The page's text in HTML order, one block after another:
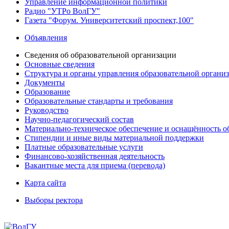
Управление информационной политики
Радио "УТРо ВолГУ"
Газета "Форум. Университетский проспект,100"
Объявления
Сведения об образовательной организации
Основные сведения
Структура и органы управления образовательной
Документы
Образование
Образовательные стандарты и требования
Руководство
Научно-педагогический состав
Материально-техническое обеспечение и оснащённость
Стипендии и иные виды материальной поддержки
Платные образовательные услуги
Финансово-хозяйственная деятельность
Вакантные места для приема (перевода)
Карта сайта
Выборы ректора